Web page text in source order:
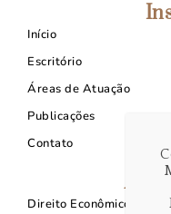
Início
Escritório
Áreas de Atuação
Publicações
Contato
Direito Econômico